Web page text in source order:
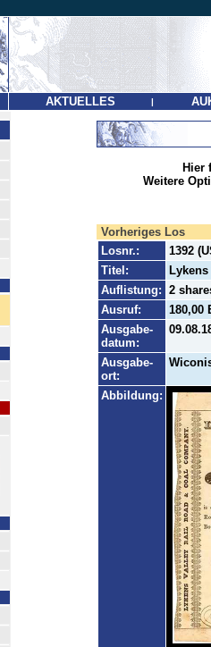
AKTUELLES |
Hier
Weitere
Vorheriges Los
Losnr.:
1392
Titel:
Auflistung: 2
Ausruf:
180,00
Ausgabe-
datum:
Ausgabe-
ort:
Abbildung: